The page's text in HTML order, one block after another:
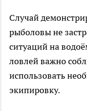
Случай
рыболовы не
ситуаций на
ловлей важно
использовать
экипировку.